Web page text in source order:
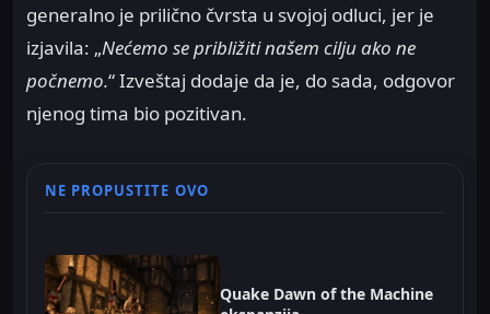
generalno je prilično čvrsta u svojoj odluci, jer je
izjavila: „Nećemo se približiti našem cilju ako ne
počnemo.“ Izveštaj dodaje da je, do sada, odgovor
njenog tima bio pozitivan.
NE PROPUSTITE OVO
Quake Dawn of the Machine